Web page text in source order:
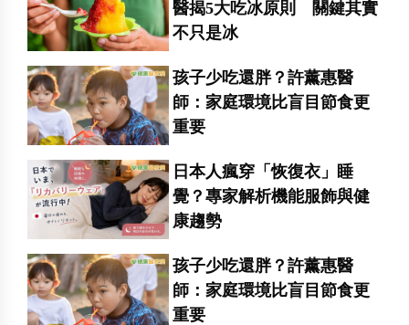
醫揭5大吃冰原則 關鍵其實
不只是冰
孩子少吃還胖？許薰惠醫
師：家庭環境比盲目節食更
重要
日本人瘋穿「恢復衣」睡
覺？專家解析機能服飾與健
康趨勢
孩子少吃還胖？許薰惠醫
師：家庭環境比盲目節食更
重要